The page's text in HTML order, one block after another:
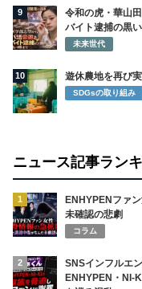
9
令和の虎・華山
バイト逮捕の黒
未来世代
10 遊休農地を再び
SDGsの取り組み
ニュース記事ラン
1
ENHYPENファ
未確認の悲劇
コラム
2
SNSインフルエ
ENHYPEN・NI-